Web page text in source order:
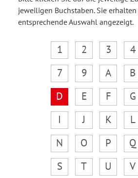
jeweiligen Buchstaben. Sie
entsprechende Auswahl angezeigt.
1 2 3 4
7
9 A B
D
E F G
I
J K L
N
O P Q
S
T U V